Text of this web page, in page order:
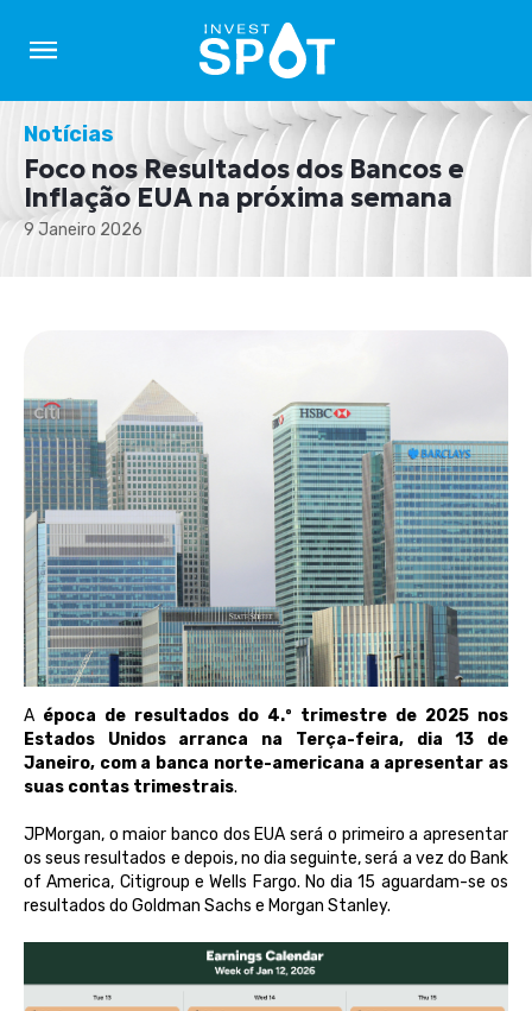
Notícias
Foco nos Resultados dos Bancos e
Inflação EUA na próxima semana
9 Janeiro 2026
A época de resultados do 4.º trimestre de 2025 nos
Estados Unidos arranca na Terça-feira, dia 13 de
Janeiro, com a banca norte-americana a apresentar as
suas contas trimestrais.
JPMorgan, o maior banco dos EUA será o primeiro a apresentar
os seus resultados e depois, no dia seguinte, será a vez do Bank
of America, Citigroup e Wells Fargo. No dia 15 aguardam-se os
resultados do Goldman Sachs e Morgan Stanley.